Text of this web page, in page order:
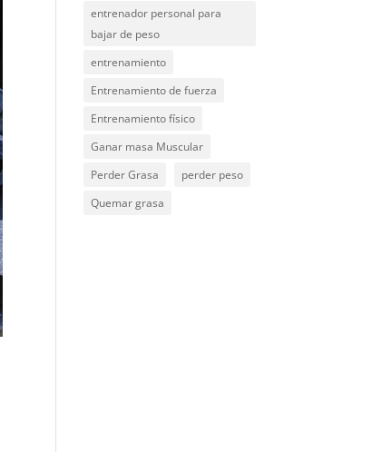
entrenador personal para
bajar de peso
entrenamiento
Entrenamiento de fuerza
Entrenamiento físico
Ganar masa Muscular
Perder Grasa
perder peso
Quemar grasa